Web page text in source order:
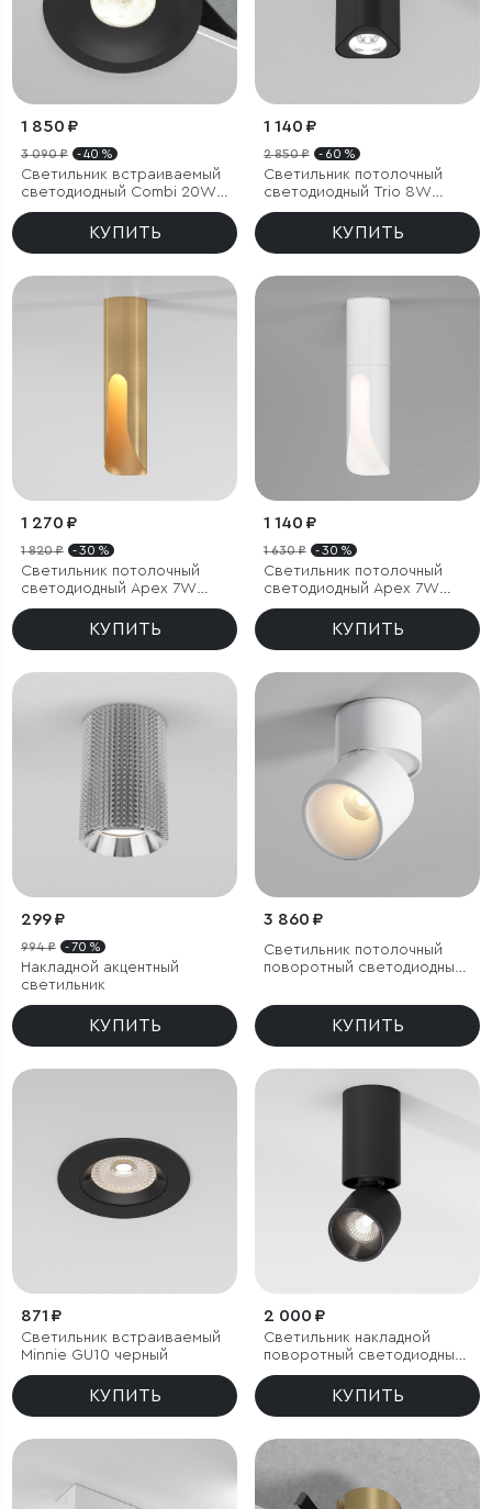
1 850 ₽
3 090 ₽ - 40 %
Светильник встраиваемый
светодиодный Combi 20W
4000K черный
КУПИТЬ
1 140 ₽
2 850 ₽ - 60 %
Светильник потолочный
светодиодный Trio 8W
4000K черный
КУПИТЬ
1 270 ₽
1 820 ₽ - 30 %
Светильник потолочный
светодиодный Apex 7W
3000K латунь
КУПИТЬ
1 140 ₽
1 630 ₽ - 30 %
Светильник потолочный
светодиодный Apex 7W
4000K белый
КУПИТЬ
299 ₽
994 ₽ - 70 %
Накладной акцентный
светильник
КУПИТЬ
3 860 ₽
Светильник потолочный
поворотный светодиодный
КУПИТЬ
871 ₽
Светильник встраиваемый
Minnie GU10 черный
КУПИТЬ
2 000 ₽
Светильник накладной
поворотный светодиодный
Spot 8W 4000K черный
КУПИТЬ